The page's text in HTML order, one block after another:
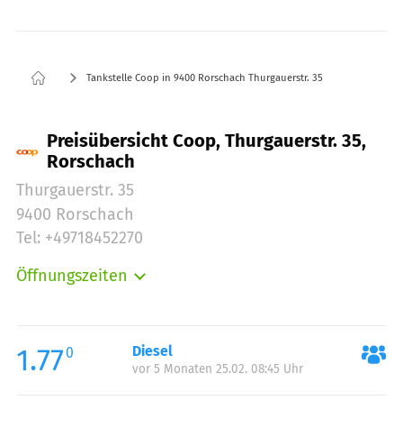
Tankstelle Coop in 9400 Rorschach Thurgauerstr. 35
Preisübersicht Coop, Thurgauerstr. 35,
Rorschach
Thurgauerstr. 35
9400 Rorschach
Tel: +49718452270
Öffnungszeiten
Mittwoch:
06:00-22:00
Donnerstag:
1.770 Diesel
vor 5 Monaten 25.02. 08:45 Uhr